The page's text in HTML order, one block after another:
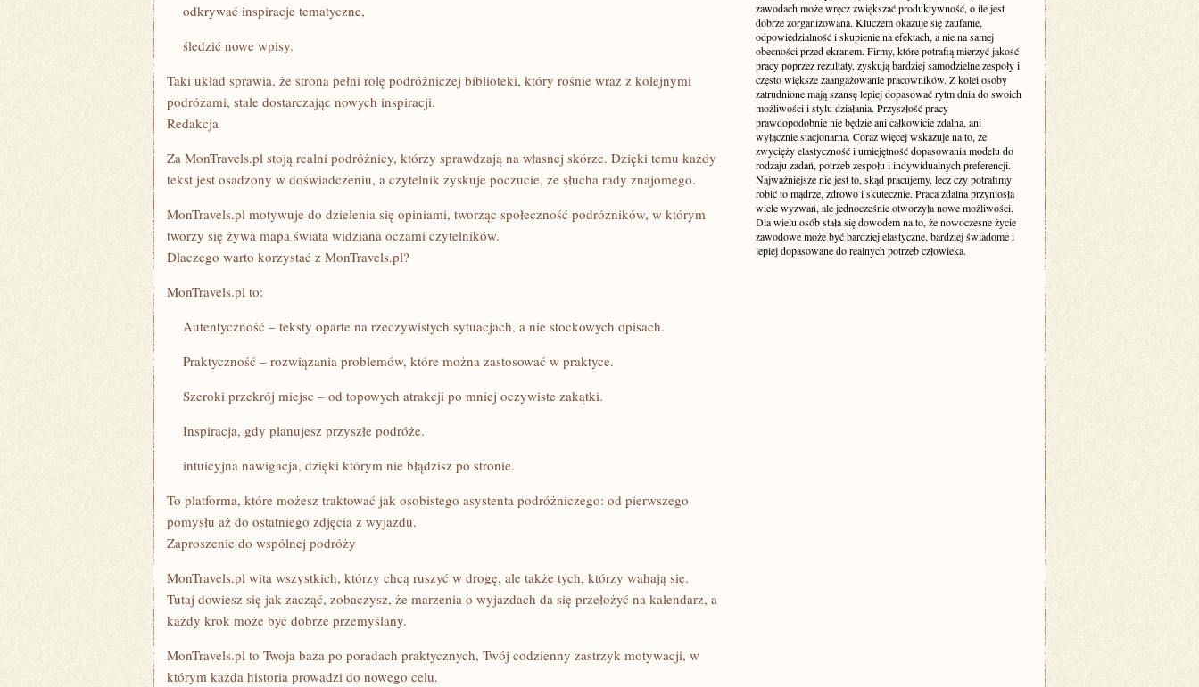
odkrywać inspiracje tematyczne,
śledzić nowe wpisy.
Taki układ sprawia, że strona pełni rolę podróżniczej biblioteki, który rośnie wraz z kolejnymi
podróżami, stale dostarczając nowych inspiracji.
Redakcja
Za MonTravels.pl stoją realni podróżnicy, którzy sprawdzają na własnej skórze. Dzięki temu każdy
tekst jest osadzony w doświadczeniu, a czytelnik zyskuje poczucie, że słucha rady znajomego.
MonTravels.pl motywuje do dzielenia się opiniami, tworząc społeczność podróżników, w którym
tworzy się żywa mapa świata widziana oczami czytelników.
Dlaczego warto korzystać z MonTravels.pl?
MonTravels.pl to:
Autentyczność – teksty oparte na rzeczywistych sytuacjach, a nie stockowych opisach.
Praktyczność – rozwiązania problemów, które można zastosować w praktyce.
Szeroki przekrój miejsc – od topowych atrakcji po mniej oczywiste zakątki.
Inspiracja, gdy planujesz przyszłe podróże.
intuicyjna nawigacja, dzięki którym nie błądzisz po stronie.
To platforma, które możesz traktować jak osobistego asystenta podróżniczego: od pierwszego
pomysłu aż do ostatniego zdjęcia z wyjazdu.
Zaproszenie do wspólnej podróży
MonTravels.pl wita wszystkich, którzy chcą ruszyć w drogę, ale także tych, którzy wahają się.
Tutaj dowiesz się jak zacząć, zobaczysz, że marzenia o wyjazdach da się przełożyć na kalendarz, a
każdy krok może być dobrze przemyślany.
MonTravels.pl to Twoja baza po poradach praktycznych, Twój codzienny zastrzyk motywacji, w
którym każda historia prowadzi do nowego celu.
zawodach może wręcz zwiększać produktywność, o ile jest
dobrze zorganizowana. Kluczem okazuje się zaufanie,
odpowiedzialność i skupienie na efektach, a nie na samej
obecności przed ekranem. Firmy, które potrafią mierzyć jakość
pracy poprzez rezultaty, zyskują bardziej samodzielne zespoły i
często większe zaangażowanie pracowników. Z kolei osoby
zatrudnione mają szansę lepiej dopasować rytm dnia do swoich
możliwości i stylu działania. Przyszłość pracy
prawdopodobnie nie będzie ani całkowicie zdalna, ani
wyłącznie stacjonarna. Coraz więcej wskazuje na to, że
zwycięży elastyczność i umiejętność dopasowania modelu do
rodzaju zadań, potrzeb zespołu i indywidualnych preferencji.
Najważniejsze nie jest to, skąd pracujemy, lecz czy potrafimy
robić to mądrze, zdrowo i skutecznie. Praca zdalna przyniosła
wiele wyzwań, ale jednocześnie otworzyła nowe możliwości.
Dla wielu osób stała się dowodem na to, że nowoczesne życie
zawodowe może być bardziej elastyczne, bardziej świadome i
lepiej dopasowane do realnych potrzeb człowieka.